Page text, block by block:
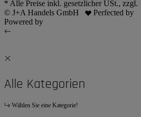
* Alle Preise inkl. gesetzlicher USt., zzgl.
© J+A Handels GmbH
Perfected by
Powered by
Alle Kategorien
Wählen Sie eine Kategorie!